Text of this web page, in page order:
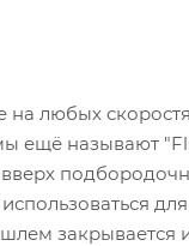
любых
ещё называют
закрывается